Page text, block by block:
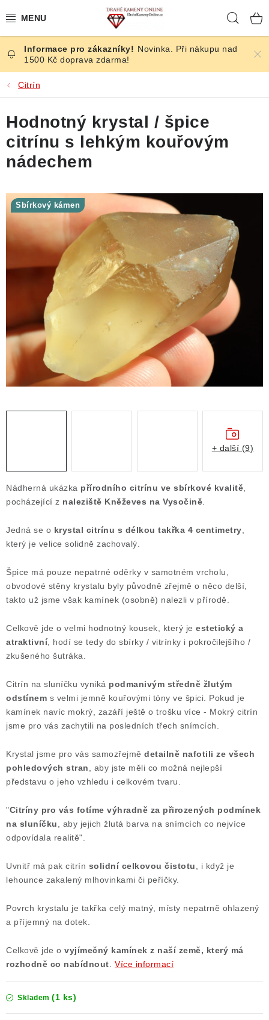
na
ČESKÉ KAMENY
ŠPERKY
KAMENY ZE SVĚTA
BROUŠENÉ
ÚČINKY
KRYSTALY
ČLÁNKY
NALEZIŠTĚ
NÁŠ PŘÍBĚH
VIDEOGALERIE
Výkup minerálů a drahých kamenů
Formulář pro odstoupení od smlouvy
Novinka. Při nákupu nad
1500 Kč doprava zdarma!
Citrín
Nádherná ukázka přírodního citrínu ve sbírkové kvalitě
pocházející z naleziště Kněževes na Vysočině
Jedná se o krystal citrínu s délkou takřka 4 centimetry
který je velice solidně zachovalý.
Špice má pouze nepatrné oděrky v samotném vrcholu,
obvodové stěny krystalu byly původně zřejmě o něco delší,
takto už jsme však kamínek (osobně) nalezli v přírodě.
Celkově jde o velmi hodnotný kousek, který je estetický a
atraktivní, hodí se tedy do sbírky / vitrínky i pokročilejšího /
zkušeného šutráka.
Citrín na sluníčku vyniká podmanivým středně žlutým
odstínem s velmi jemně kouřovými tóny ve špici. Pokud je
kamínek navíc mokrý, zazáří ještě o trošku více - Mokrý citrín
jsme pro vás zachytili na posledních třech snímcích.
Krystal jsme pro vás samozřejmě detailně nafotili ze všech
pohledových stran , aby jste měli co možná nejlepší
představu o jeho vzhledu i celkovém tvaru.
"Citríny pro vás fotíme výhradně za přirozených podmínek
na sluníčku , aby jejich žlutá barva na snímcích co nejvíce
odpovídala realitě".
Uvnitř má pak citrín solidní celkovou čistotu , i když je
lehounce zakalený mlhovinkami či peříčky.
Povrch krystalu je takřka celý matný, místy nepatrně ohlazený
a příjemný na dotek.
Celkově jde o vyjímečný kamínek z naší země, který má
rozhodně co nabídnout
Více informací
Skladem (1 ks)
Hodnotný krystal / špice
citrínu s lehkým kouřovým
nádechem
Sbírkový kámen
+ další (9)